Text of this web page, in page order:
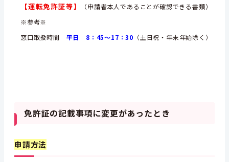
【運転免許証等】
（申請者本人であることが確認できる書類）
※参考※
窓口取扱時間 平日 8：45～17：30 （土日祝・年末年始除く）
免許証の記載事項に変更があったとき
申請方法